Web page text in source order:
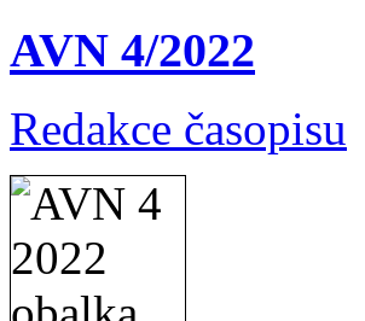
AVN 4/2022
Redakce časopisu